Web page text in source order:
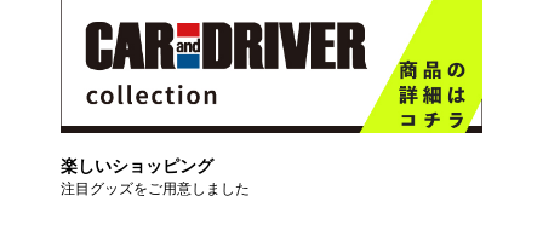
楽しいショッピング
注目グッズをご用意しました